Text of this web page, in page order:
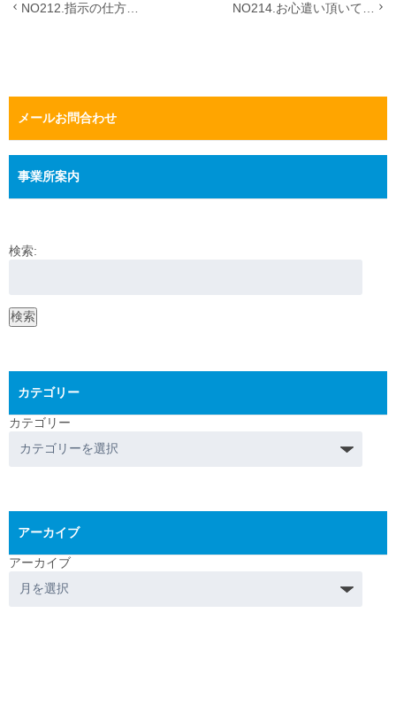
NO212.指示の仕方… NO214.お心遣い頂いて…
メールお問合わせ
事業所案内
検索:
検索
カテゴリー
カテゴリー
アーカイブ
アーカイブ